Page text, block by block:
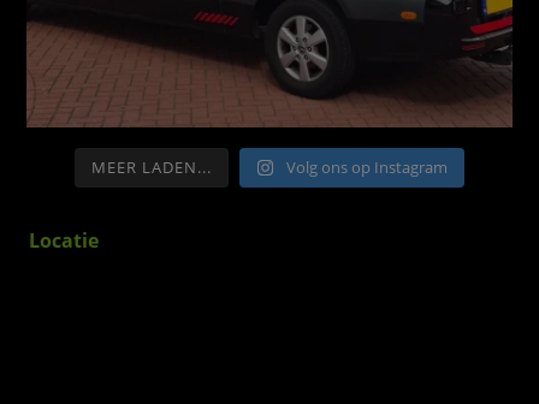
MEER LADEN... Volg ons op Instagram
Locatie